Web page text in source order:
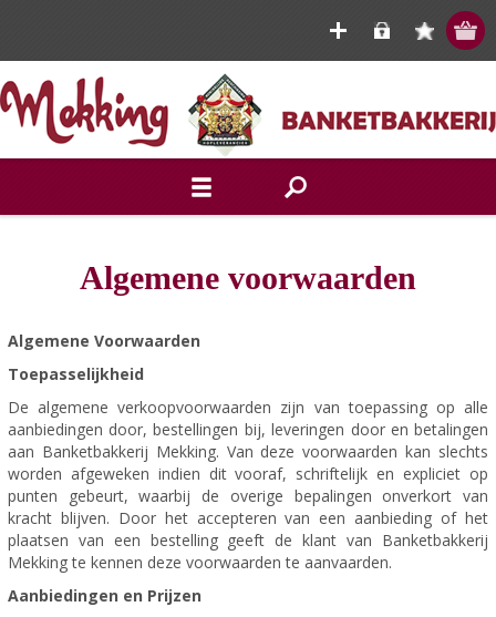
Algemene voorwaarden
Algemene Voorwaarden
Toepasselijkheid
De algemene verkoopvoorwaarden zijn van toepassing op alle
aanbiedingen door, bestellingen bij, leveringen door en betalingen
aan Banketbakkerij Mekking. Van deze voorwaarden kan slechts
worden afgeweken indien dit vooraf, schriftelijk en expliciet op
punten gebeurt, waarbij de overige bepalingen onverkort van
kracht blijven. Door het accepteren van een aanbieding of het
plaatsen van een bestelling geeft de klant van Banketbakkerij
Mekking te kennen deze voorwaarden te aanvaarden.
Aanbiedingen en Prijzen